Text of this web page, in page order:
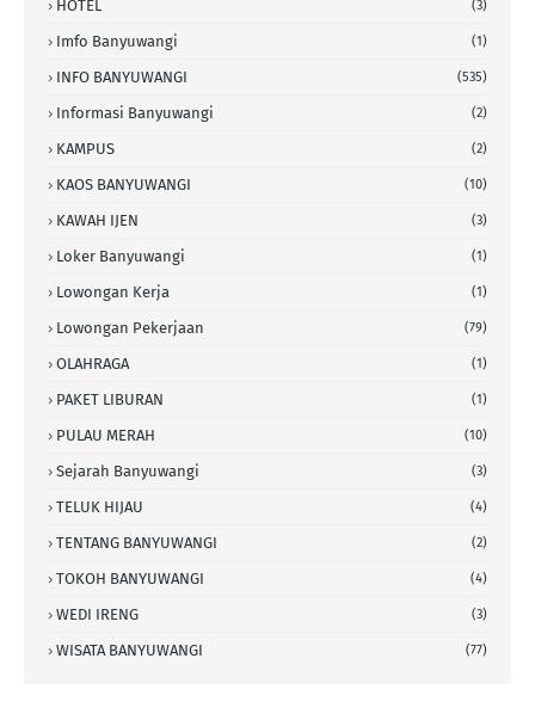
HOTEL (3)
Imfo Banyuwangi (1)
INFO BANYUWANGI (535)
Informasi Banyuwangi (2)
KAMPUS (2)
KAOS BANYUWANGI (10)
KAWAH IJEN (3)
Loker Banyuwangi (1)
Lowongan Kerja (1)
Lowongan Pekerjaan (79)
OLAHRAGA (1)
PAKET LIBURAN (1)
PULAU MERAH (10)
Sejarah Banyuwangi (3)
TELUK HIJAU (4)
TENTANG BANYUWANGI (2)
TOKOH BANYUWANGI (4)
WEDI IRENG (3)
WISATA BANYUWANGI (77)